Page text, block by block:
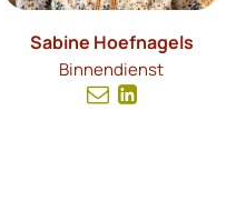
Sabine Hoefnagels
Binnendienst